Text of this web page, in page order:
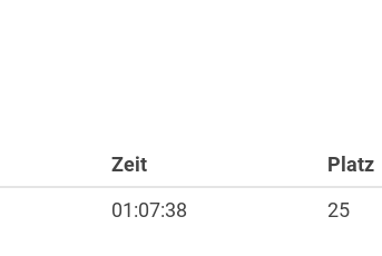
Zeit
Platz
01:07:38 25